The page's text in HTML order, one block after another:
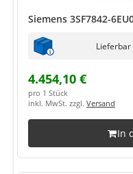
Siemens 3SF7842-
Lieferbar
4.454,10 €
pro 1 Stück
inkl. MwSt. zzgl. Versand
In